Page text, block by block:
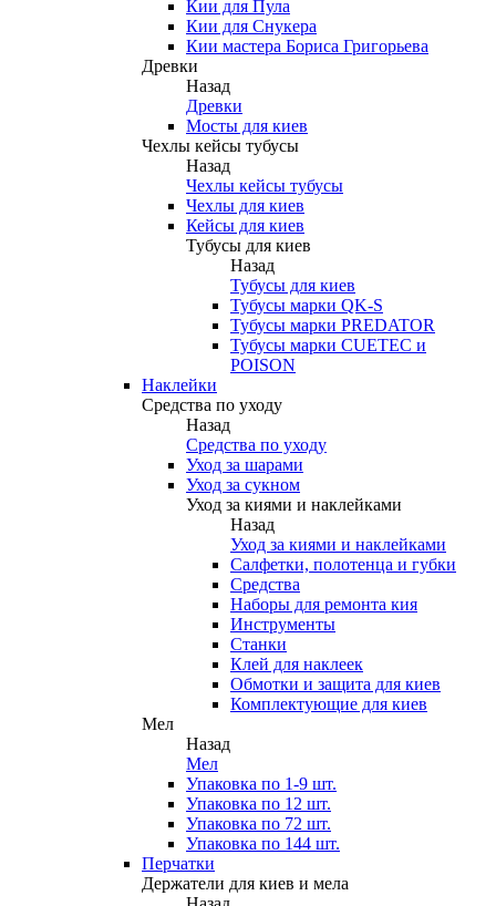
Кии для Пула
Кии для Снукера
Кии мастера Бориса Григорьева
Древки
Назад
Древки
Мосты для киев
Чехлы кейсы тубусы
Назад
Чехлы кейсы тубусы
Чехлы для киев
Кейсы для киев
Тубусы для киев
Назад
Тубусы для киев
Тубусы марки QK-S
Тубусы марки PREDATOR
Тубусы марки CUETEC и
POISON
Наклейки
Средства по уходу
Назад
Средства по уходу
Уход за шарами
Уход за сукном
Уход за киями и наклейками
Назад
Уход за киями и наклейками
Салфетки, полотенца и губки
Средства
Наборы для ремонта кия
Инструменты
Станки
Клей для наклеек
Обмотки и защита для киев
Комплектующие для киев
Мел
Назад
Мел
Упаковка по 1-9 шт.
Упаковка по 12 шт.
Упаковка по 72 шт.
Упаковка по 144 шт.
Перчатки
Держатели для киев и мела